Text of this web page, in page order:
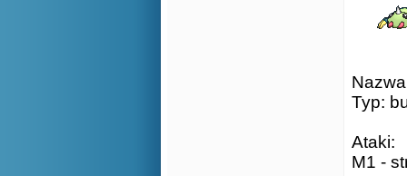
Typ:
Ataki:
M1 -